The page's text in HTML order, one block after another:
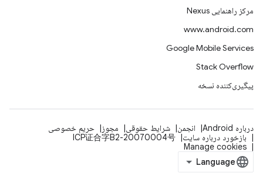
مرکز راهنمایی Nexus
www.android.com
Google Mobile Services
Stack Overflow
پیگیری‌کننده نسخه
درباره Android انجمن شرایط حقوقی مجوز
حریم خصوصی
بازخورد درباره سایت
ICP证合字B2-20070004号
Manage cookies